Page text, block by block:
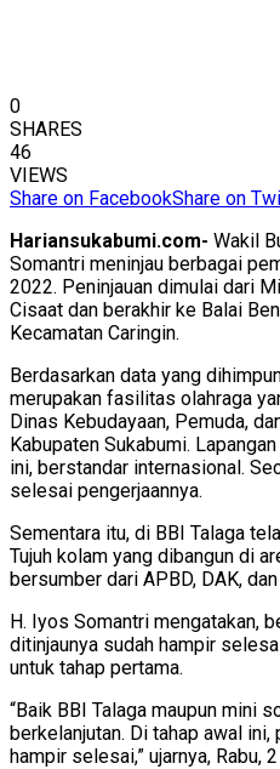
0
SHARES
46
VIEWS
Share on FacebookShare on
Hariansukabumi.com- Wakil
Somantri meninjau berbagai
2022. Peninjauan dimulai dari
Cisaat dan berakhir ke Balai
Kecamatan Caringin.
Berdasarkan data yang
merupakan fasilitas olahraga
Dinas Kebudayaan, Pemuda,
Kabupaten Sukabumi.
ini, berstandar internasional.
selesai pengerjaannya.
Sementara itu, di BBI Talaga
Tujuh kolam yang dibangun di
bersumber dari APBD, DAK, dan
H. Iyos Somantri mengatakan,
ditinjaunya sudah hampir
untuk tahap pertama.
“Baik BBI Talaga maupun mini
berkelanjutan. Di tahap awal ini,
hampir selesai,” ujarnya, Rabu,